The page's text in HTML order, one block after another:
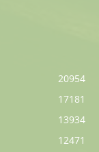
20954
17181
13934
12471